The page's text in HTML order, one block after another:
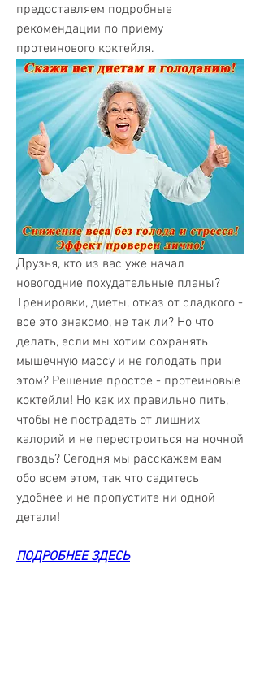
предоставляем подробные
рекомендации по приему
протеинового коктейля.
Друзья, кто из вас уже начал
новогодние похудательные планы?
Тренировки, диеты, отказ от сладкого -
все это знакомо, не так ли? Но что
делать, если мы хотим сохранять
мышечную массу и не голодать при
этом? Решение простое - протеиновые
коктейли! Но как их правильно пить,
чтобы не пострадать от лишних
калорий и не перестроиться на ночной
гвоздь? Сегодня мы расскажем вам
обо всем этом, так что садитесь
удобнее и не пропустите ни одной
детали!
ПОДРОБНЕЕ ЗДЕСЬ